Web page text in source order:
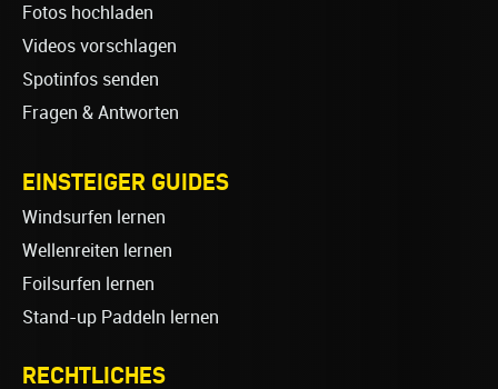
Fotos hochladen
Videos vorschlagen
Spotinfos senden
Fragen & Antworten
EINSTEIGER GUIDES
Windsurfen lernen
Wellenreiten lernen
Foilsurfen lernen
Stand-up Paddeln lernen
RECHTLICHES